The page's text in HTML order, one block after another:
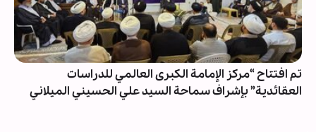
تم افتتاح “مرکز الإمامة الکبری العالمي للدراسات
العقائدية” بإشراف سماحة السيد علي الحسيني الميلاني